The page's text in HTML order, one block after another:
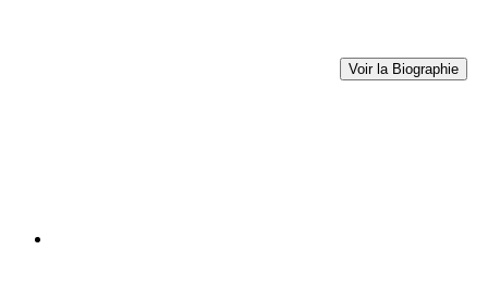
Voir la Biographie